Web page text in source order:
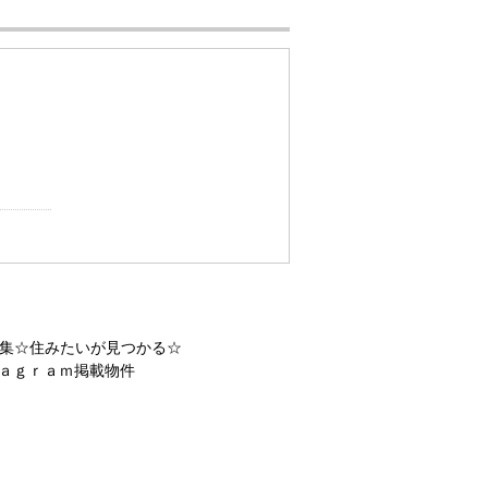
☆住みたいが見つかる☆
ｇｒａｍ掲載物件